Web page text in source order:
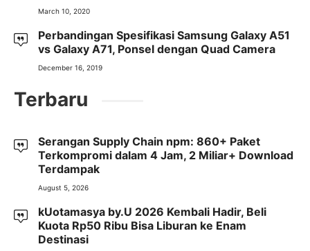
March 10, 2020
Perbandingan Spesifikasi Samsung Galaxy A51
vs Galaxy A71, Ponsel dengan Quad Camera
December 16, 2019
Terbaru
Serangan Supply Chain npm: 860+ Paket
Terkompromi dalam 4 Jam, 2 Miliar+ Download
Terdampak
August 5, 2026
kUotamasya by.U 2026 Kembali Hadir, Beli
Kuota Rp50 Ribu Bisa Liburan ke Enam
Destinasi